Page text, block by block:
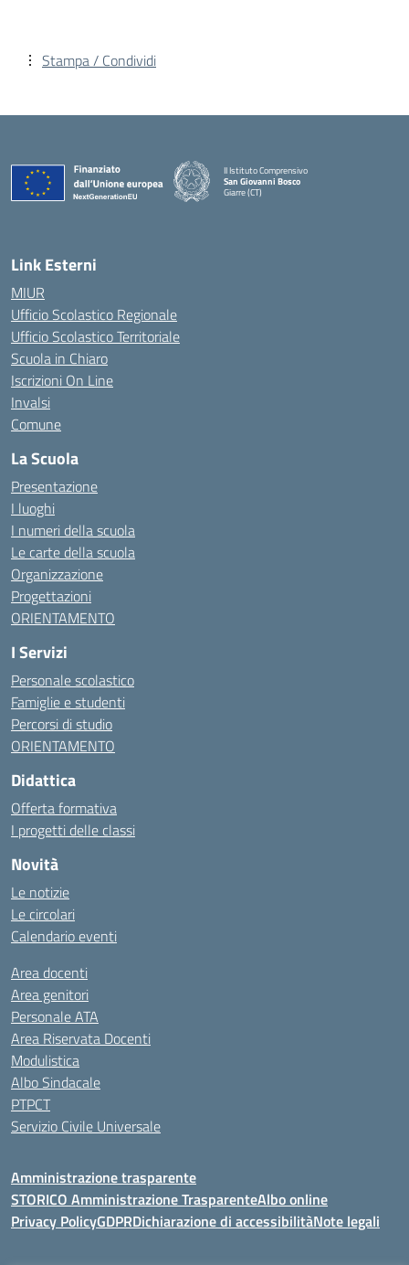
Stampa / Condividi
II Istituto Comprensivo
San Giovanni Bosco
Giarre (CT)
Link Esterni
MIUR
Ufficio Scolastico Regionale
Ufficio Scolastico Territoriale
Scuola in Chiaro
Iscrizioni On Line
Invalsi
Comune
La Scuola
Presentazione
I luoghi
I numeri della scuola
Le carte della scuola
Organizzazione
Progettazioni
ORIENTAMENTO
I Servizi
Personale scolastico
Famiglie e studenti
Percorsi di studio
ORIENTAMENTO
Didattica
Offerta formativa
I progetti delle classi
Novità
Le notizie
Le circolari
Calendario eventi
Area docenti
Area genitori
Personale ATA
Area Riservata Docenti
Modulistica
Albo Sindacale
PTPCT
Servizio Civile Universale
Amministrazione trasparente
STORICO Amministrazione TrasparenteAlbo online
Privacy PolicyGDPRDichiarazione di accessibilitàNote legali